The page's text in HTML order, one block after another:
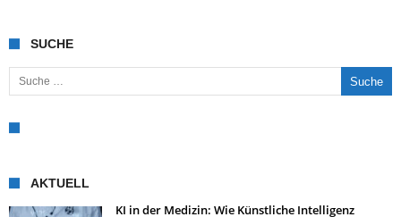
SUCHE
Suche nach:
AKTUELL
KI in der Medizin: Wie Künstliche Intelligenz